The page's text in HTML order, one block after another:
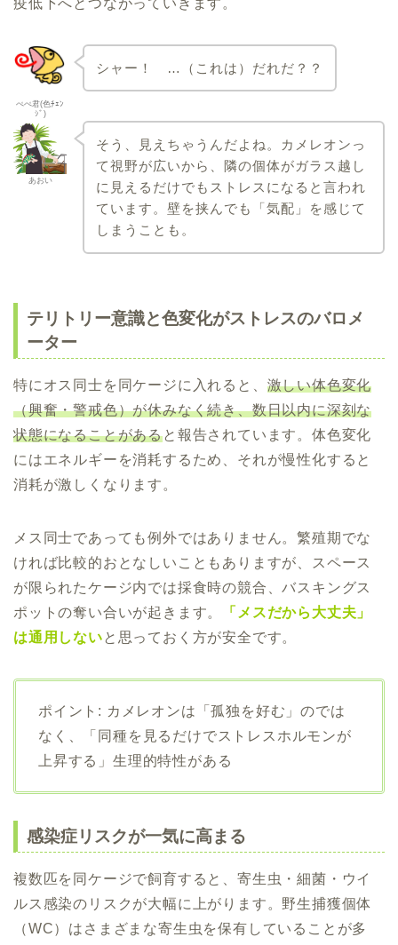
ぺぺ君(色ﾁｪﾝ
ｼﾞ)
シャー！ …（これは）だれだ？？
あおい
そう、見えちゃうんだよね。カメレオンっ
て視野が広いから、隣の個体がガラス越し
に見えるだけでもストレスになると言われ
ています。壁を挟んでも「気配」を感じて
しまうことも。
テリトリー意識と色変化がストレスのバロメ
ーター
特にオス同士を同ケージに入れると、 激しい体色変化
（興奮・警戒色）が休みなく続き、数日以内に深刻な
状態になることがあると報告されています。体色変化
にはエネルギーを消耗するため、それが慢性化すると
消耗が激しくなります。
メス同士であっても例外ではありません。繁殖期でな
ければ比較的おとなしいこともありますが、スペース
が限られたケージ内では採食時の競合、バスキングス
ポットの奪い合いが起きます。
「メスだから大丈夫」
は通用しないと思っておく方が安全です。
ポイント: カメレオンは「孤独を好む」のでは
なく、「同種を見るだけでストレスホルモンが
上昇する」生理的特性がある
感染症リスクが一気に高まる
複数匹を同ケージで飼育すると、寄生虫・細菌・ウイ
ルス感染のリスクが大幅に上がります。野生捕獲個体
（WC）はさまざまな寄生虫を保有していることが多